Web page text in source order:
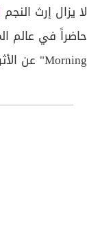
لا يزال إرث النجم
Morning" عن الأثر البالغ لنصائحه في توجيه مسيرتهم الفنية حتى بعد وفاته.